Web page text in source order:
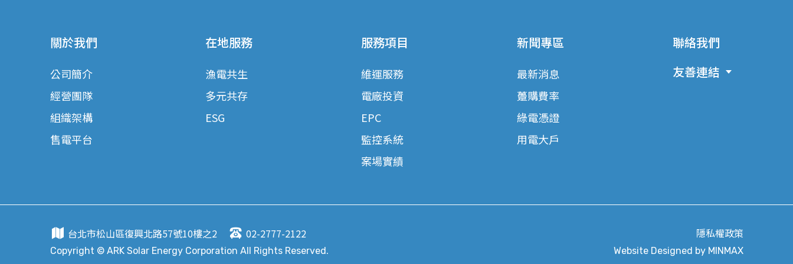
關於我們
公司簡介
經營團隊
組織架構
售電平台
在地服務
漁電共生
多元共存
ESG
服務項目
維運服務
電廠投資
EPC
監控系統
案場實績
新聞專區
最新消息
躉購費率
綠電憑證
用電大戶
聯絡我們
友善連結
台北市松山區復興北路57號10樓之2 02-2777-2122 隱私權政策
Copyright © ARK Solar Energy Corporation All Rights Reserved. Website Designed by MINMAX